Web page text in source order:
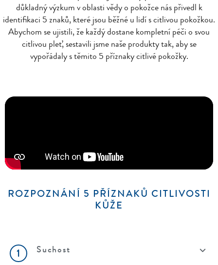
důkladný výzkum v oblasti vědy o pokožce nás přivedl k
identifikaci 5 znaků, které jsou běžné u lidí s citlivou pokožkou.
Abychom se ujistili, že každý dostane kompletní péči o svou
citlivou pleť, sestavili jsme naše produkty tak, aby se
vypořádaly s těmito 5 příznaky citlivé pokožky.
ROZPOZNÁNÍ 5 PŘÍZNAKŮ CITLIVOSTI
KŮŽE
1 Suchost